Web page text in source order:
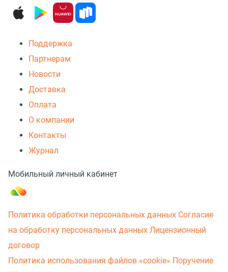
Поддержка
Партнерам
Новости
Доставка
Оплата
О компании
Контакты
Журнал
Мобильный личный кабинет
Политика обработки персональных данных Согласие
на обработку персональных данных Лицензионный
договор
Политика использования файлов «cookie» Поручение